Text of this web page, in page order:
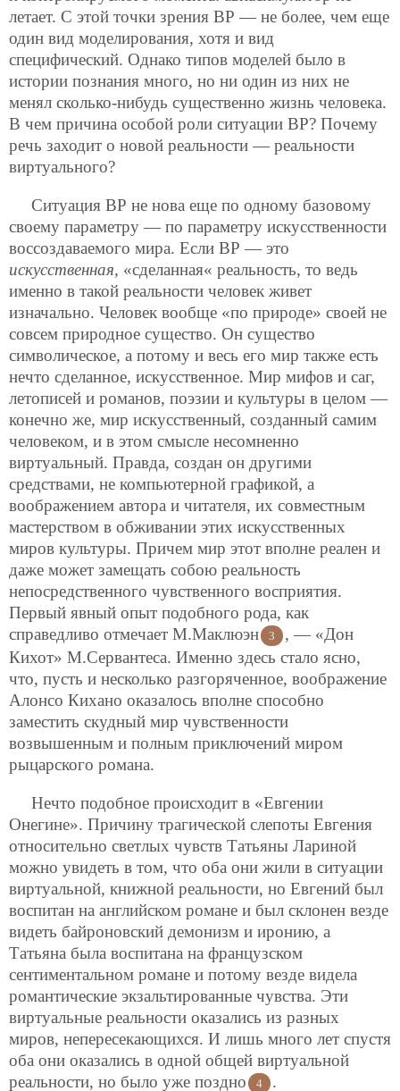
летает. С этой точки зрения ВР — не более, чем еще
один вид моделирования, хотя и вид
специфический. Однако типов моделей было в
истории познания много, но ни один из них не
менял сколько-нибудь существенно жизнь человека.
В чем причина особой роли ситуации ВР? Почему
речь заходит о новой реальности — реальности
виртуального?
Ситуация ВР не нова еще по одному базовому
своему параметру — по параметру искусственности
воссоздаваемого мира. Если ВР — это
искусственная, «сделанная« реальность, то ведь
именно в такой реальности человек живет
изначально. Человек вообще «по природе» своей не
совсем природное существо. Он существо
символическое, а потому и весь его мир также есть
нечто сделанное, искусственное. Мир мифов и саг,
летописей и романов, поэзии и культуры в целом —
конечно же, мир искусственный, созданный самим
человеком, и в этом смысле несомненно
виртуальный. Правда, создан он другими
средствами, не компьютерной графикой, а
воображением автора и читателя, их совместным
мастерством в обживании этих искусственных
миров культуры. Причем мир этот вполне реален и
даже может замещать собою реальность
непосредственного чувственного восприятия.
Первый явный опыт подобного рода, как
справедливо отмечает М.Маклюэн
3
, — «Дон
Кихот» М.Сервантеса. Именно здесь стало ясно,
что, пусть и несколько разгоряченное, воображение
Алонсо Кихано оказалось вполне способно
заместить скудный мир чувственности
возвышенным и полным приключений миром
рыцарского романа.
Нечто подобное происходит в «Евгении
Онегине». Причину трагической слепоты Евгения
относительно светлых чувств Татьяны Лариной
можно увидеть в том, что оба они жили в ситуации
виртуальной, книжной реальности, но Евгений был
воспитан на английском романе и был склонен везде
видеть байроновский демонизм и иронию, а
Татьяна была воспитана на французском
сентиментальном романе и потому везде видела
романтические экзальтированные чувства. Эти
виртуальные реальности оказались из разных
миров, непересекающихся. И лишь много лет спустя
оба они оказались в одной общей виртуальной
реальности, но было уже поздно
4 .